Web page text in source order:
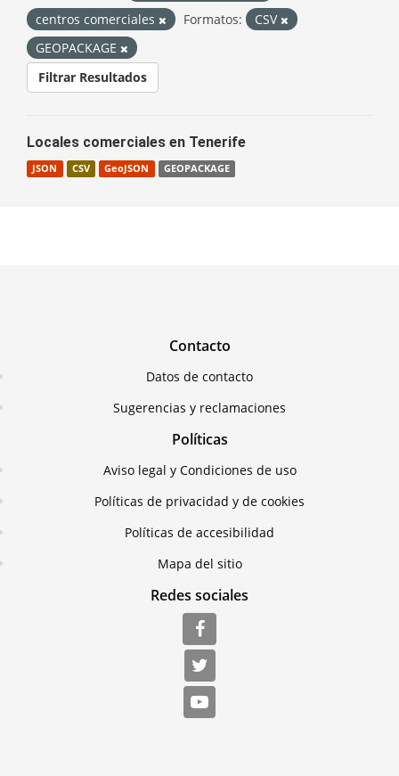
centros comerciales
Formatos:
CSV
GEOPACKAGE
Filtrar Resultados
Locales comerciales en Tenerife
JSON CSV GeoJSON GEOPACKAGE
Contacto
Datos de contacto
Sugerencias y reclamaciones
Políticas
Aviso legal y Condiciones de uso
Políticas de privacidad y de cookies
Políticas de accesibilidad
Mapa del sitio
Redes sociales